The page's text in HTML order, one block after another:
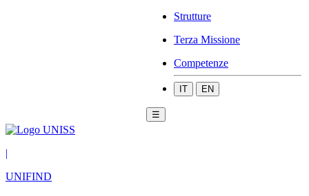
Strutture
Terza Missione
Competenze
IT EN
☰
|
UNIFIND